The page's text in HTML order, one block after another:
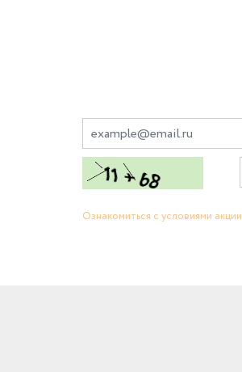
Ознакомиться с условиями акции